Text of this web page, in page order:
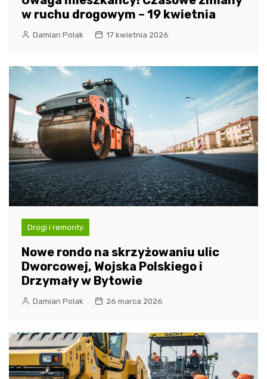
w ruchu drogowym – 19 kwietnia
Damian Polak 17 kwietnia 2026
Drogi i remonty
Nowe rondo na skrzyżowaniu ulic
Dworcowej, Wojska Polskiego i
Drzymały w Bytowie
Damian Polak 26 marca 2026